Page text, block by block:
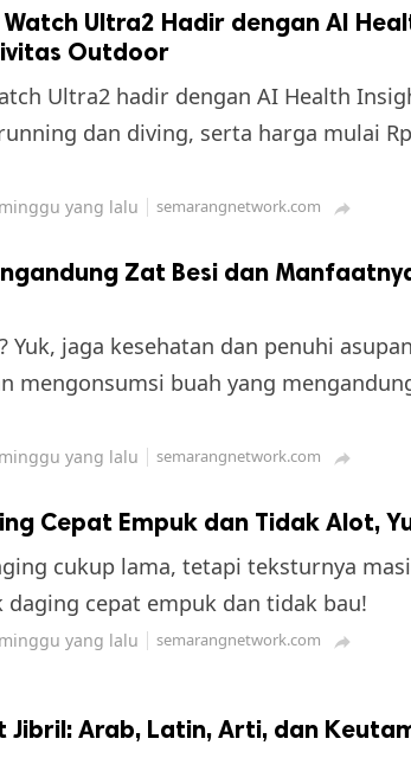
Ultra2 Hadir dengan AI
Outdoor
Ultra2 hadir dengan AI Health
dan diving, serta harga mulai
yang lalu semarangnetwork.com 
Zat Besi dan
Yuk, jaga kesehatan dan penuhi
mengonsumsi buah yang
yang lalu semarangnetwork.com 
Cepat Empuk dan Tidak Alot,
cukup lama, tetapi teksturnya
cepat empuk dan tidak bau!
yang lalu semarangnetwork.com 
Jibril: Arab, Latin, Arti, dan